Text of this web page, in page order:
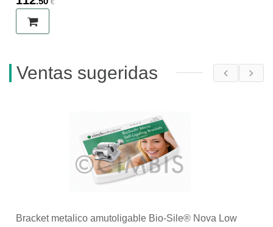
€
Ventas sugeridas
Bracket metalico amutoligable Bio-Sile® Nova Low